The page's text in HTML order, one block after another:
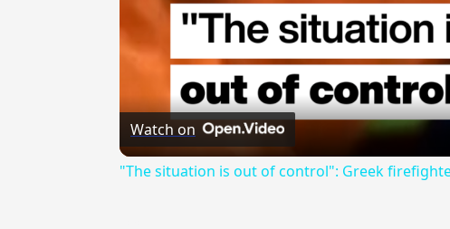
Watch on
"The situation is out of control": Greek